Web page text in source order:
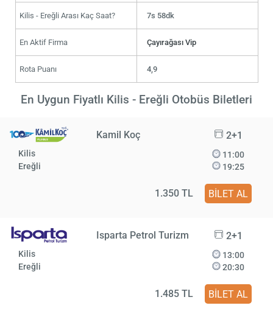
Kilis - Ereğli Arası Kaç Saat? 7s 58dk
En Aktif Firma Çayırağası Vip
Rota Puanı 4,9
En Uygun Fiyatlı Kilis - Ereğli Otobüs Biletleri
Kamil Koç 2+1
Kilis
Ereğli
11:00
19:25
1.350 TL BİLET AL
Isparta Petrol Turizm 2+1
Kilis
Ereğli
13:00
20:30
1.485 TL BİLET AL